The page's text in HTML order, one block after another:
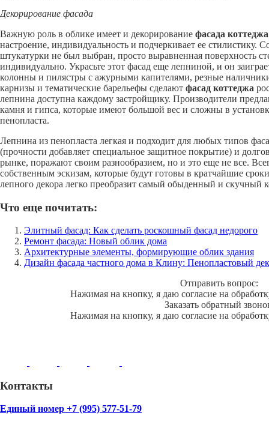
Декорирование фасада
Важную роль в облике имеет и декорирование фасада коттеджа
настроение, индивидуальность и подчеркивает ее стилистику.
штукатурки не был выбран, просто выравненная поверхность
индивидуально. Украсьте этот фасад еще лепниной, и он
колонны и пилястры с ажурными капителями, резные
карнизы и тематические барельефы сделают фасад коттеджа
лепнина доступна каждому застройщику. Производители
камня и гипса, которые имеют большой вес и сложны в
пенопласта.
Лепнина из пенопласта легкая и подходит для любых типов
(прочности добавляет специальное защитное покрытие) и
рынке, поражают своим разнообразием, но и это еще не все.
собственным эскизам, которые будут готовы в кратчайшие
лепного декора легко преобразит самый обыденный и скучный
Что еще почитать:
Элитный фасад: Как сделать роскошный фасад недорого
Ремонт фасада: Новый облик дома
Архитектурные элементы, формирующие облик здания
Дизайн фасада частного дома в Клину: Пенопластовый
Отправить вопрос:
Нажимая на кнопку, я даю согласие на
Заказать обратный
Нажимая на кнопку, я даю согласие на
Контакты
Единый номер +7 (995) 577-51-79